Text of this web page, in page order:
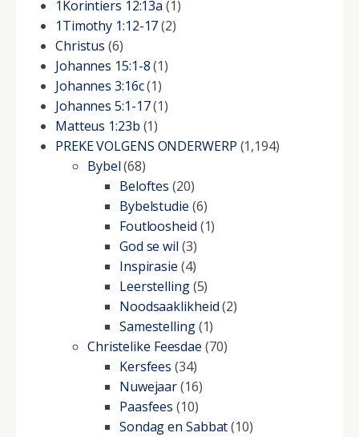
1Korintiers 12:13a (1)
1Timothy 1:12-17(2)
Christus (6)
Johannes 15:1-8(1)
Johannes 3:16c(1)
Johannes 5:1-17(1)
Matteus 1:23b (1)
PREKE VOLGENS ONDERWERP (1,194)
Bybel(68)
Beloftes (20)
Bybelstudie (6)
Foutloosheid (1)
God se wil (3)
Inspirasie (4)
Leerstelling(5)
Noodsaaklikheid(2)
Samestelling(1)
Christelike Feesdae (70)
Kersfees (34)
Nuwejaar(16)
Paasfees (10)
Sondag en Sabbat(10)